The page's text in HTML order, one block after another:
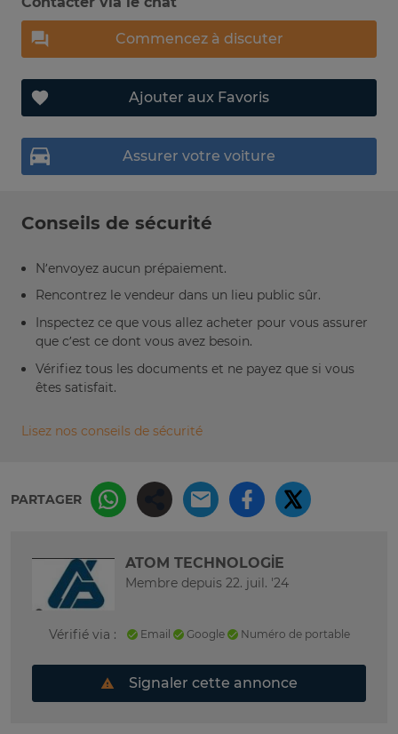
Commencez à discuter
Ajouter aux Favoris
Assurer votre voiture
Conseils de sécurité
N’envoyez aucun prépaiement.
Rencontrez le vendeur dans un lieu public sûr.
Inspectez ce que vous allez acheter pour vous assurer
que c’est ce dont vous avez besoin.
Vérifiez tous les documents et ne payez que si vous
êtes satisfait.
Lisez nos conseils de sécurité
PARTAGER
ATOM TECHNOLOGİE
Membre depuis 22. juil. '24
Vérifié via : Email Google Numéro de portable
Signaler cette annonce